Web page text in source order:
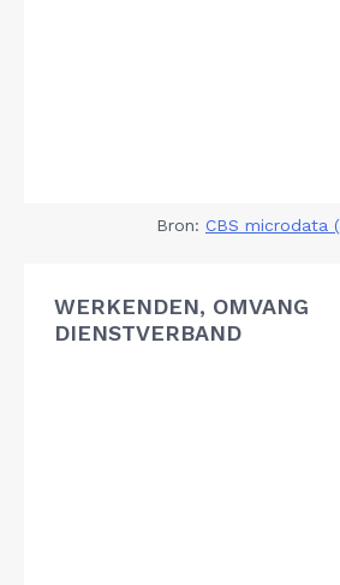
Bron: CBS microdata
WERKENDEN, OMVANG
DIENSTVERBAND